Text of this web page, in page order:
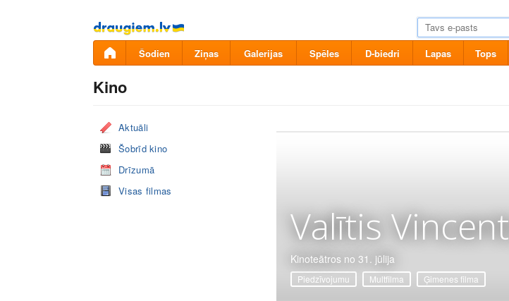
Pāriet
uz
saturu
Šodien Ziņas Galerijas Spēles D-biedri Lapas Tops
Kino
Aktuāli
Šobrīd kino
Drīzumā
Visas filmas
Valītis
Kinoteātros no 31. jūlija
Piedzīvojumu Multfilma Ģimenes filma